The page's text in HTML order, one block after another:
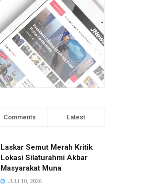
Comments Latest
Laskar Semut Merah Kritik
Lokasi Silaturahmi Akbar
Masyarakat Muna
JULI 10, 2026